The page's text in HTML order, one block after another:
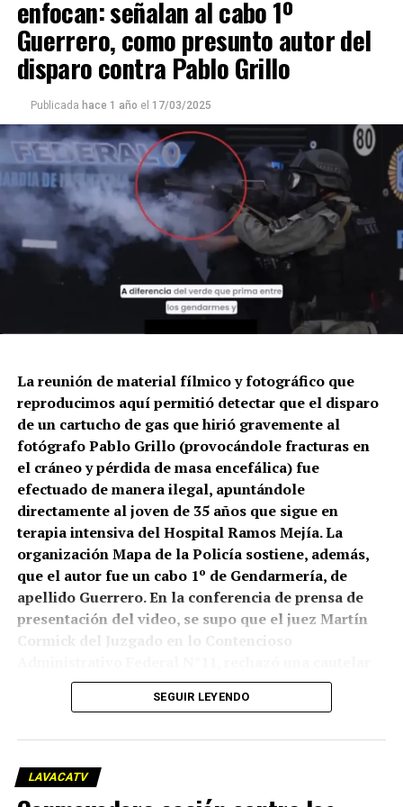
enfocan: señalan al cabo 1º
Guerrero, como presunto autor del
disparo contra Pablo Grillo
Publicada hace 1 año el 17/03/2025
La reunión de material fílmico y fotográfico que
reproducimos aquí permitió detectar que el disparo
de un cartucho de gas que hirió gravemente al
fotógrafo Pablo Grillo (provocándole fracturas en
el cráneo y pérdida de masa encefálica) fue
efectuado de manera ilegal, apuntándole
directamente al joven de 35 años que sigue en
terapia intensiva del Hospital Ramos Mejía. La
organización Mapa de la Policía sostiene, además,
que el autor fue un cabo 1º de Gendarmería, de
apellido Guerrero. En la conferencia de prensa de
presentación del video, se supo que el juez Martín
Cormick del Juzgado en lo Contencioso
que había presentado el Centro de Estudios Legales
y Sociales (CELS), que está intentando una
lo que sí planteó Cormick es que “ante la
proximidad de la marcha convocada para el
SEGUIR LEYENDO
LAVACATV